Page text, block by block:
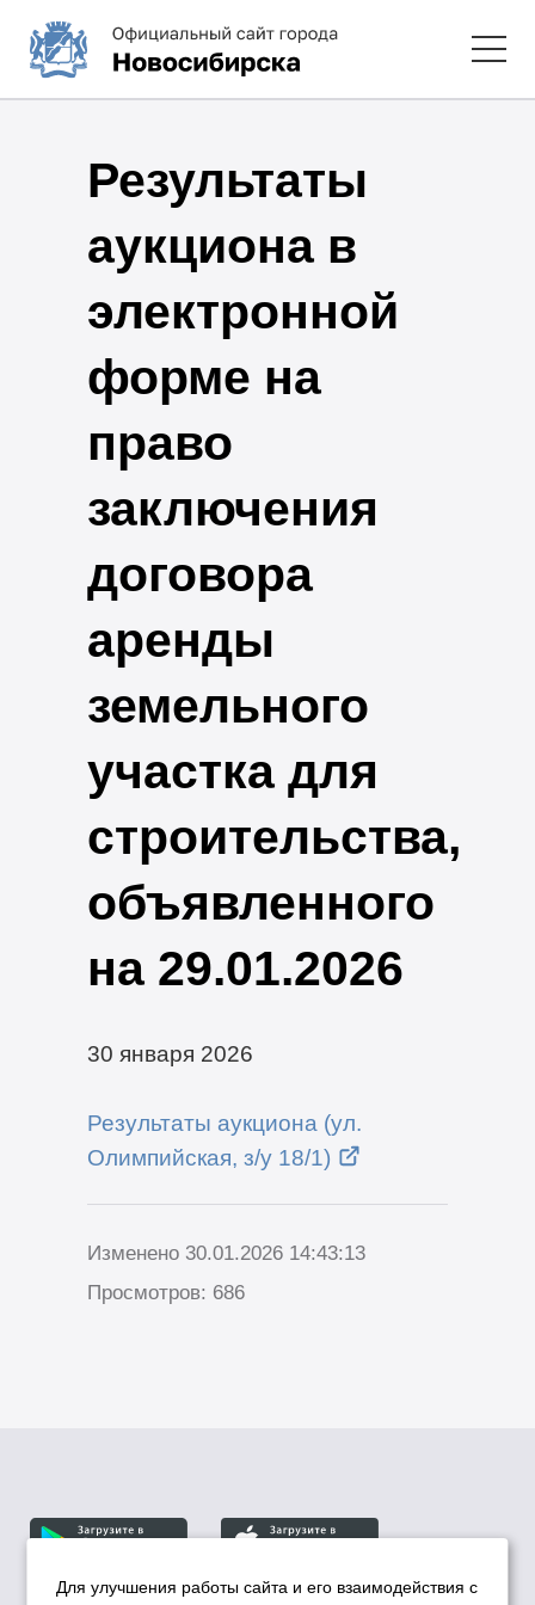
Результаты
аукциона в
электронной
форме на
право
заключения
договора
аренды
земельного
участка для
строительства,
объявленного
на 29.01.2026
30 января 2026
Результаты аукциона (ул.
Олимпийская, з/у 18/1)
Изменено 30.01.2026 14:43:13
Просмотров: 686
Для улучшения работы сайта и его взаимодействия с